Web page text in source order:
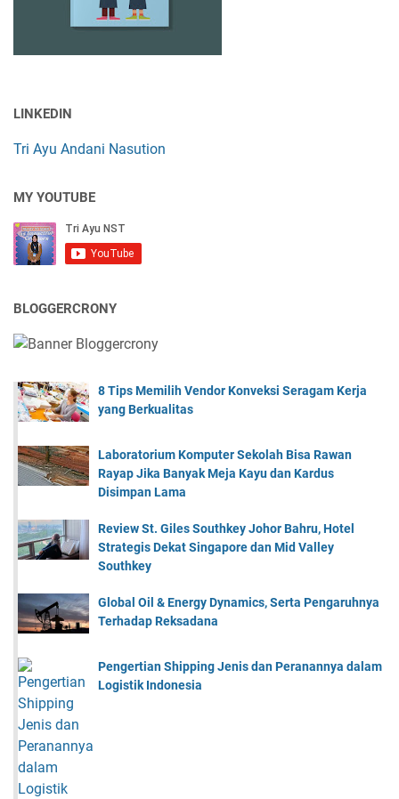
LINKEDIN
Tri Ayu Andani Nasution
MY YOUTUBE
BLOGGERCRONY
8 Tips Memilih Vendor Konveksi Seragam Kerja
yang Berkualitas
Laboratorium Komputer Sekolah Bisa Rawan
Rayap Jika Banyak Meja Kayu dan Kardus
Disimpan Lama
Review St. Giles Southkey Johor Bahru, Hotel
Strategis Dekat Singapore dan Mid Valley
Southkey
Global Oil & Energy Dynamics, Serta Pengaruhnya
Terhadap Reksadana
Pengertian Shipping Jenis dan Peranannya dalam
Logistik Indonesia